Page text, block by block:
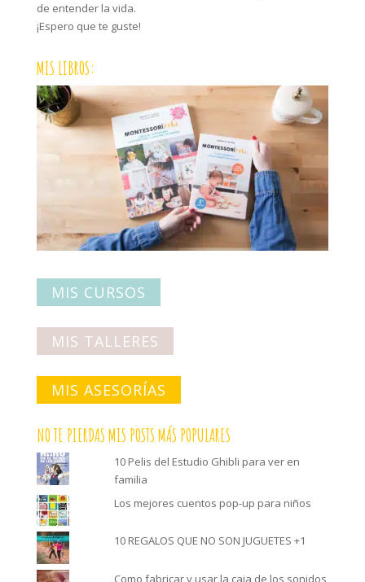
de entender la vida.
¡Espero que te guste!
MIS LIBROS:
MIS CURSOS
MIS TALLERES
MIS ASESORÍAS
NO TE PIERDAS MIS POSTS MÁS POPULARES
10 Pelis del Estudio Ghibli para ver en
familia
Los mejores cuentos pop-up para niños
10 REGALOS QUE NO SON JUGUETES +1
Como fabricar y usar la caja de los sonidos